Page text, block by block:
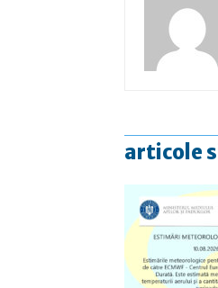
articole